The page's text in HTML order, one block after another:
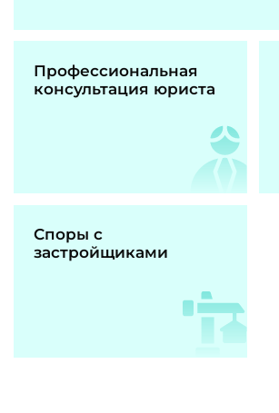
Профессиональная
консультация юриста
Споры с
застройщиками